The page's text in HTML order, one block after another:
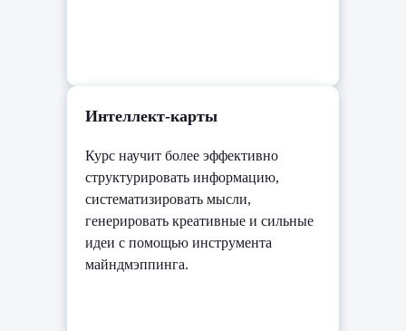
Интеллект-карты
Курс научит более эффективно
структурировать информацию,
систематизировать мысли,
генерировать креативные и сильные
идеи с помощью инструмента
майндмэппинга.